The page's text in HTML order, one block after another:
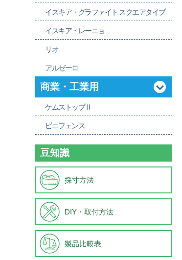
イスキア・グラファイト スクエアタイプ
イスキア・レーニョ
リオ
アルゼーロ
商業・工業用
ケムストップⅡ
ビニフェンス
豆知識
採寸方法
DIY・取付方法
製品比較表